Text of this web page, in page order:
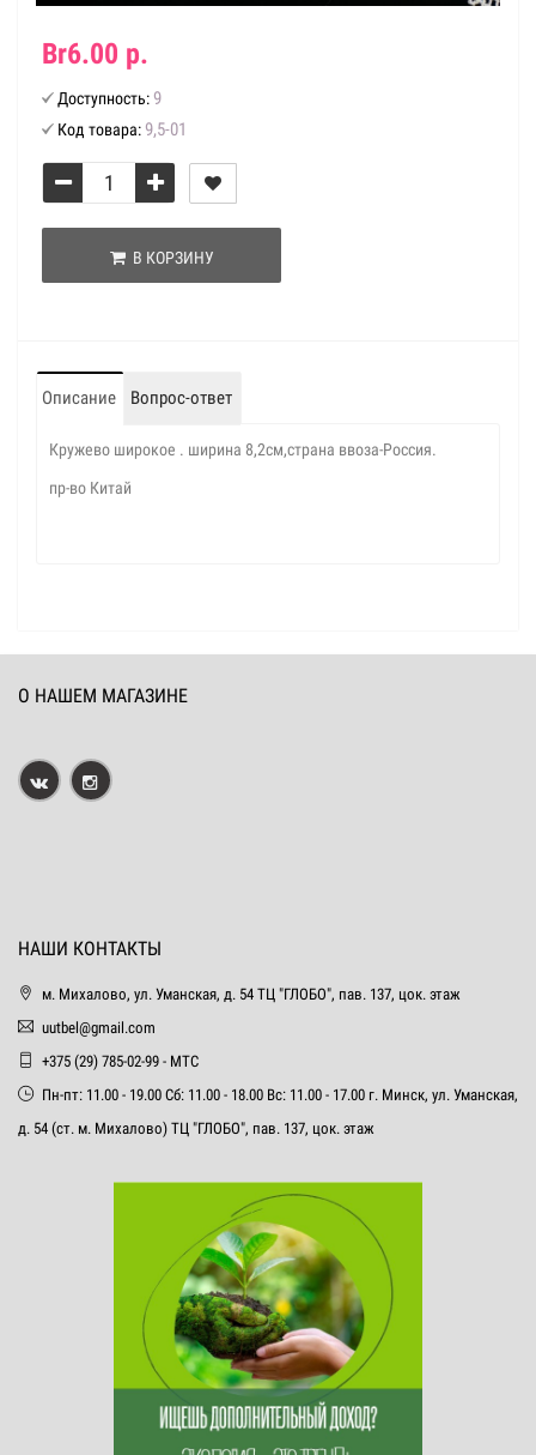
Br6.00 р.
Доступность: 9
Код товара: 9,5-01
В КОРЗИНУ
Описание Вопрос-ответ
Кружево широкое . ширина 8,2см,страна ввоза-Россия.
пр-во Китай
О НАШЕМ МАГАЗИНЕ
НАШИ КОНТАКТЫ
м. Михалово, ул. Уманская, д. 54 ТЦ "ГЛОБО", пав. 137, цок. этаж
uutbel@gmail.com
+375 (29) 785-02-99 - МТС
Пн-пт: 11.00 - 19.00 Сб: 11.00 - 18.00 Вс: 11.00 - 17.00 г. Минск, ул. Уманская,
д. 54 (ст. м. Михалово) ТЦ "ГЛОБО", пав. 137, цок. этаж